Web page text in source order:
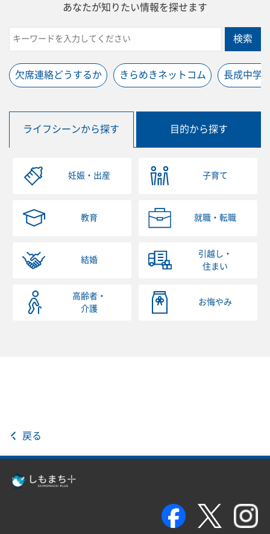
あなたが知りたい情報を探せます
検索
欠席連絡どうするか きらめきネットコム 長成中学
ライフシーンから探す 目的から探す
妊娠・出産 子育て
教育 就職・転職
結婚
引越し・
住まい
高齢者・
介護
お悔やみ
戻る